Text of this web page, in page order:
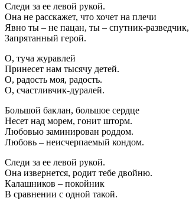
Следи за ее левой рукой.
Она не расскажет, что хочет на плечи
Явно ты – не пацан, ты – спутник-разведчик,
Запрятанный герой.
О, туча журавлей
Принесет нам тысячу детей.
О, радость моя, радость.
О, счастливчик-дуралей.
Большой баклан, большое сердце
Несет над морем, гонит шторм.
Любовью заминирован роддом.
Любовь – неисчерпаемый кондом.
Следи за ее левой рукой.
Она извернется, родит тебе двойню.
Калашников – покойник
В сравнении с одной такой.